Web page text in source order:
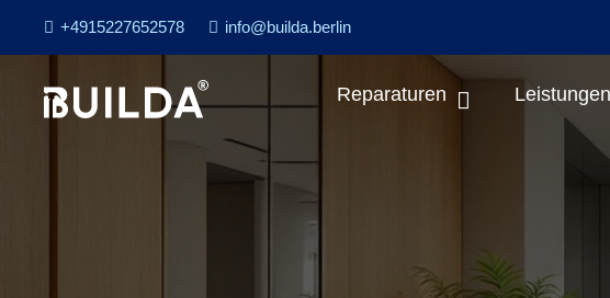
+4915227652578 info@builda.berlin
Reparaturen Leistungen